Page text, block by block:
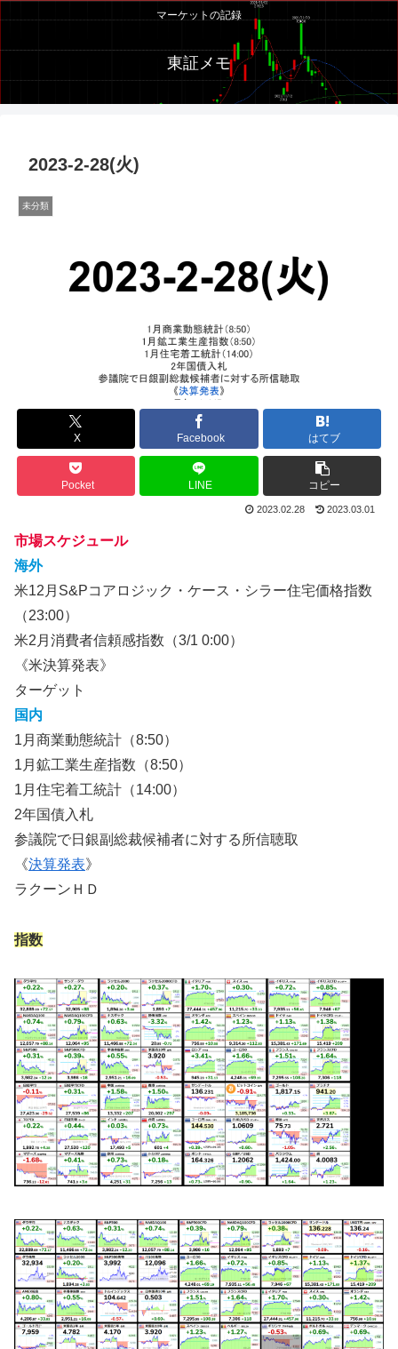
マーケットの記録
東証メモ
2023-2-28(火)
未分類
X Facebook はてブ
Pocket LINE コピー
2023.02.28 2023.03.01
市場スケジュール
海外
米12月S&Pコアロジック・ケース・シラー住宅価格指数
（23:00）
米2月消費者信頼感指数（3/1 0:00）
《米決算発表》
ターゲット
国内
1月商業動態統計（8:50）
1月鉱工業生産指数（8:50）
1月住宅着工統計（14:00）
2年国債入札
参議院で日銀副総裁候補者に対する所信聴取
《決算発表》
ラクーンＨＤ
指数